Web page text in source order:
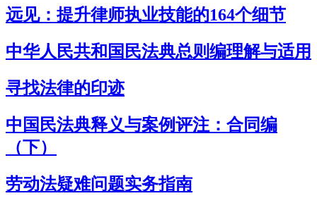
远见：提升律师执业技能的164个细节
中华人民共和国民法典总则编理解与适用
寻找法律的印迹
中国民法典释义与案例评注：合同编
（下）
劳动法疑难问题实务指南